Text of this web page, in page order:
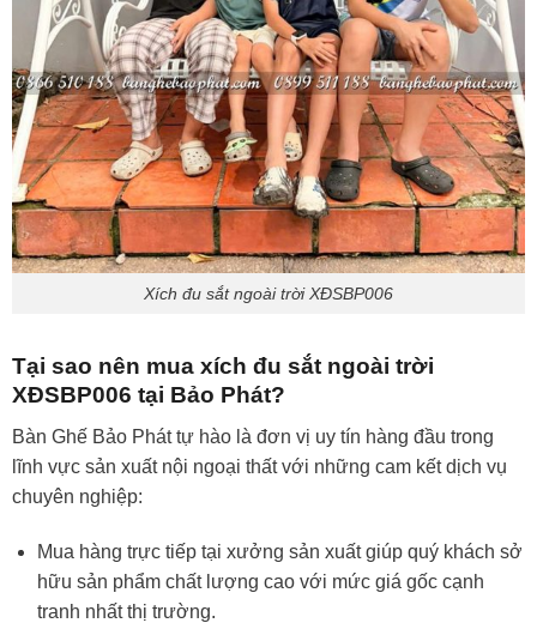
Xích đu sắt ngoài trời XĐSBP006
Tại sao nên mua xích đu sắt ngoài trời
XĐSBP006 tại Bảo Phát?
Bàn Ghế Bảo Phát tự hào là đơn vị uy tín hàng đầu trong
lĩnh vực sản xuất nội ngoại thất với những cam kết dịch vụ
chuyên nghiệp:
Mua hàng trực tiếp tại xưởng sản xuất giúp quý khách sở
hữu sản phẩm chất lượng cao với mức giá gốc cạnh
tranh nhất thị trường.